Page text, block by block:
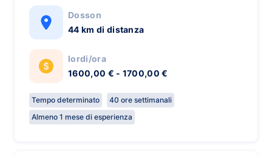
Dosson
44 km di distanza
lordi/ora
1600,00 € - 1700,00 €
Tempo determinato
40 ore settimanali
Almeno 1 mese di esperienza